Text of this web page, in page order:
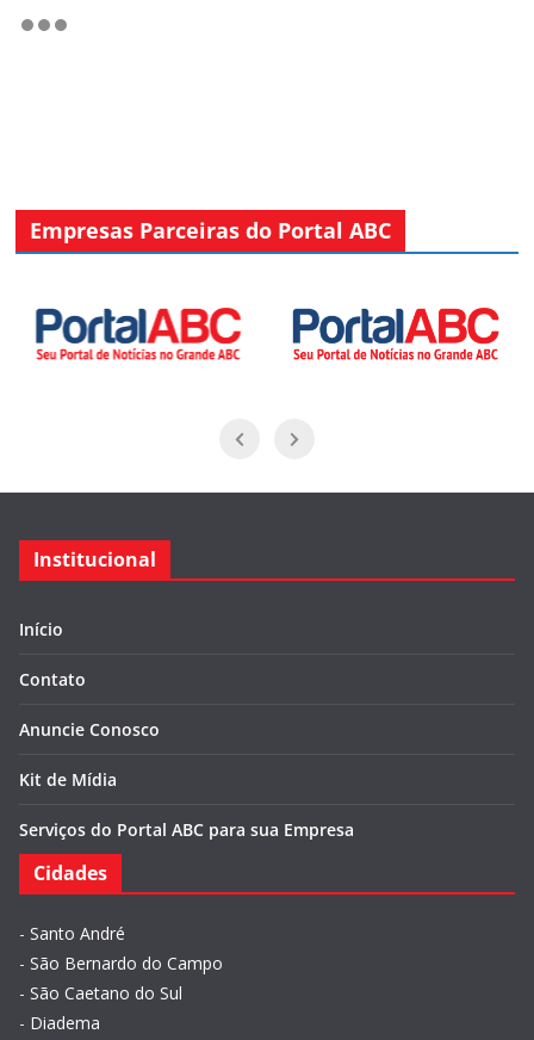
Empresas Parceiras do Portal ABC
Institucional
Início
Contato
Anuncie Conosco
Kit de Mídia
Serviços do Portal ABC para sua Empresa
Cidades
- Santo André
- São Bernardo do Campo
- São Caetano do Sul
- Diadema